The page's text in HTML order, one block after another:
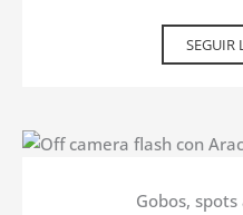
SEGUIR
Gobos,